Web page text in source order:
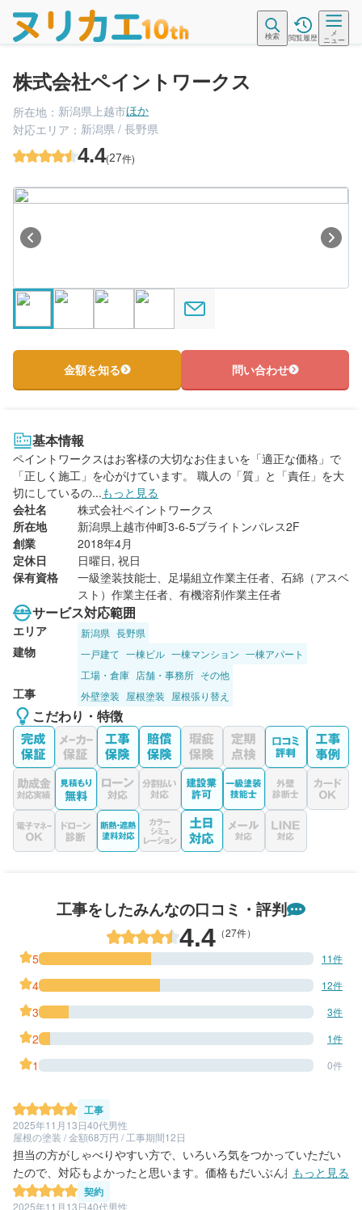
検索 閲覧履歴
メ
ニュー
株式会社ペイントワークス
所在地： 新潟県上越市ほか
対応エリア： 新潟県 / 長野県
4.4(27件)
金額を知る 問い合わせ
基本情報
ペイントワークスはお客様の大切なお住まいを「適正な価格」で
「正しく施工」を心がけています。 職人の「質」と「責任」を大
切にしているの...もっと見る
会社名
株式会社ペイントワークス
所在地
新潟県上越市仲町3-6-5ブライトンパレス2F
創業
2018年4月
定休日
日曜日, 祝日
保有資格
一級塗装技能士、足場組立作業主任者、石綿（アスベ
スト）作業主任者、有機溶剤作業主任者
サービス対応範囲
エリア 新潟県 長野県
建物 一戸建て 一棟ビル 一棟マンション 一棟アパート
工場・倉庫 店舗・事務所 その他
工事 外壁塗装 屋根塗装 屋根張り替え
こだわり・特徴
工事をしたみんなの口コミ・評判
4.4 （27件）
5 11件
4 12件
3 3件
2 1件
1 0件
工事
2025年11月13日40代男性
屋根の塗装 / 金額68万円 / 工事期間12日
担当の方がしゃべりやすい方で、いろいろ気をつかっていただい
たので、対応もよかったと思います。価格もだいぶん抑えていた
だきました。ただ、足場を組んでいただいた下請けの業者の対応
もっと見る
契約
2025年11月13日40代男性